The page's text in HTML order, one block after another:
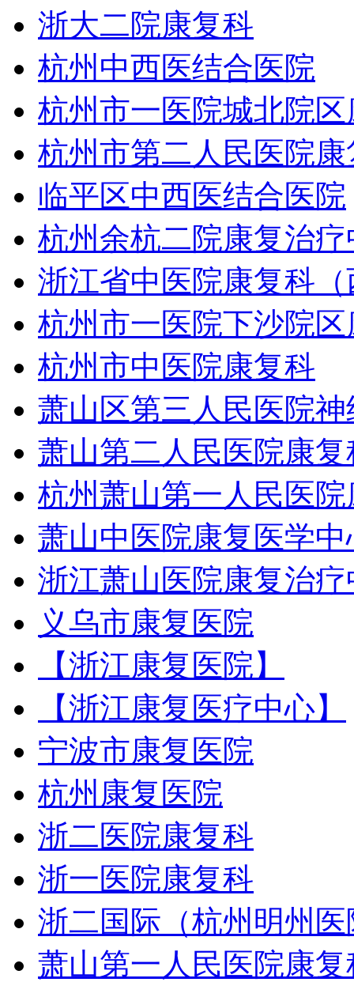
浙大二院康复科
杭州中西医结合医院
杭州市一医院城北院
杭州市第二人民医院康
临平区中西医结合医院
杭州余杭二院康复治疗
浙江省中医院康复科
杭州市一医院下沙院
杭州市中医院康复科
萧山区第三人民医院
萧山第二人民医院康复
杭州萧山第一人民医
萧山中医院康复医学中
浙江萧山医院康复治疗
义乌市康复医院
【浙江康复医院】
【浙江康复医疗中心】
宁波市康复医院
杭州康复医院
浙二医院康复科
浙一医院康复科
浙二国际（杭州明州
萧山第一人民医院康复